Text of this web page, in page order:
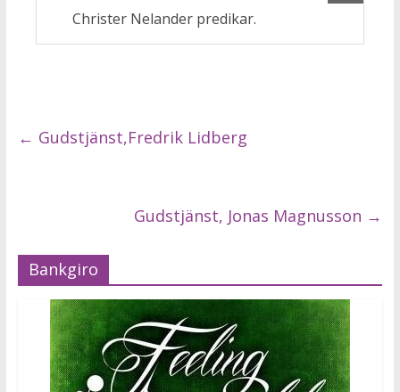
Christer Nelander predikar.
← Gudstjänst,Fredrik Lidberg
Gudstjänst, Jonas Magnusson →
Bankgiro